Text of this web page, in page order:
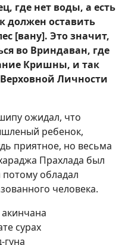
где нет воды, а есть
должен оставить
[вану]. Это значит,
во Вриндаван, где
Кришны, и так
Личности
ожидал, что
ребенок,
приятное, но весьма
Прахлада был
обладал
человека.
акинчана
сурах
гуна